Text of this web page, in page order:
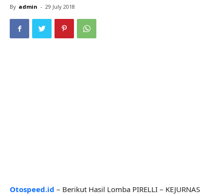
By admin - 29 July 2018
Otospeed.id – Berikut Hasil Lomba PIRELLI – KEJURNAS